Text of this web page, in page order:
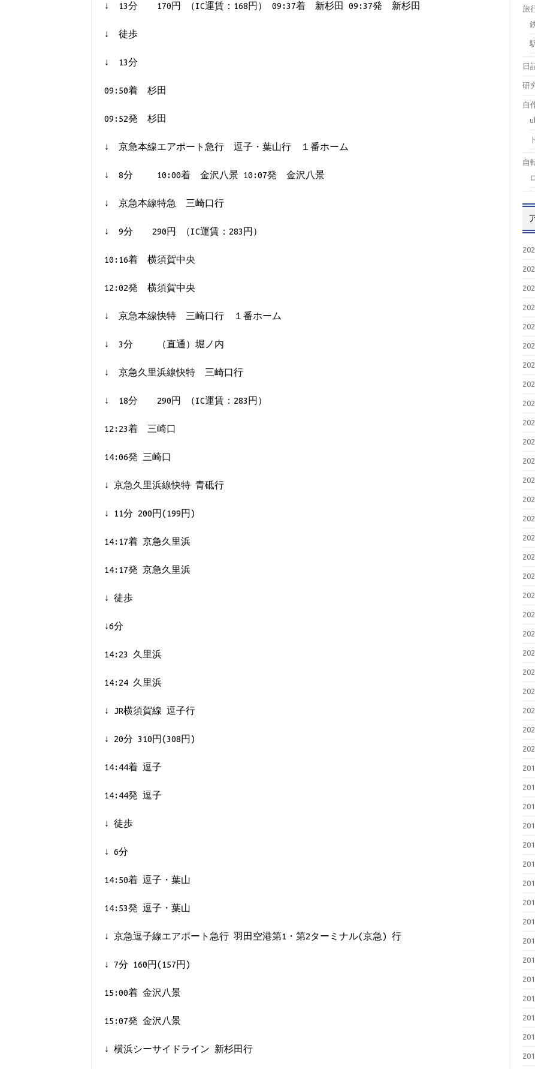
↓ 13分 170円 （IC運賃：168円） 09:37着 新杉田 09:37発 新杉田
↓ 徒歩
↓ 13分
09:50着 杉田
09:52発 杉田
↓ 京急本線エアポート急行 逗子・葉山行 １番ホーム
↓ 8分 10:00着 金沢八景 10:07発 金沢八景
↓ 京急本線特急 三崎口行
↓ 9分 290円 （IC運賃：283円）
10:16着 横須賀中央
12:02発 横須賀中央
↓ 京急本線快特 三崎口行 １番ホーム
↓ 3分 （直通）堀ノ内
↓ 京急久里浜線快特 三崎口行
↓ 18分 290円 （IC運賃：283円）
12:23着 三崎口
14:06発 三崎口
↓ 京急久里浜線快特 青砥行
↓ 11分 200円(199円)
14:17着 京急久里浜
14:17発 京急久里浜
↓ 徒歩
↓6分
14:23 久里浜
14:24 久里浜
↓ JR横須賀線 逗子行
↓ 20分 310円(308円)
14:44着 逗子
14:44発 逗子
↓ 徒歩
↓ 6分
14:50着 逗子・葉山
14:53発 逗子・葉山
↓ 京急逗子線エアポート急行 羽田空港第1・第2ターミナル(京急) 行
↓ 7分 160円(157円)
15:00着 金沢八景
15:07発 金沢八景
↓ 横浜シーサイドライン 新杉田行
旅
日
研
自
自